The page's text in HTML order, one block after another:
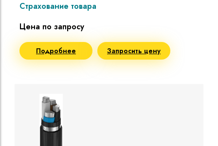
Страхование товара
Цена по запросу
Подробнее Запросить цену